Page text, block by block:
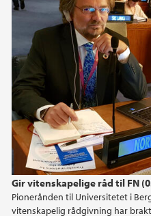
Gir vitenskapelige råd til FN
Pionerånden til Universitetet i
vitenskapelig rådgivning har